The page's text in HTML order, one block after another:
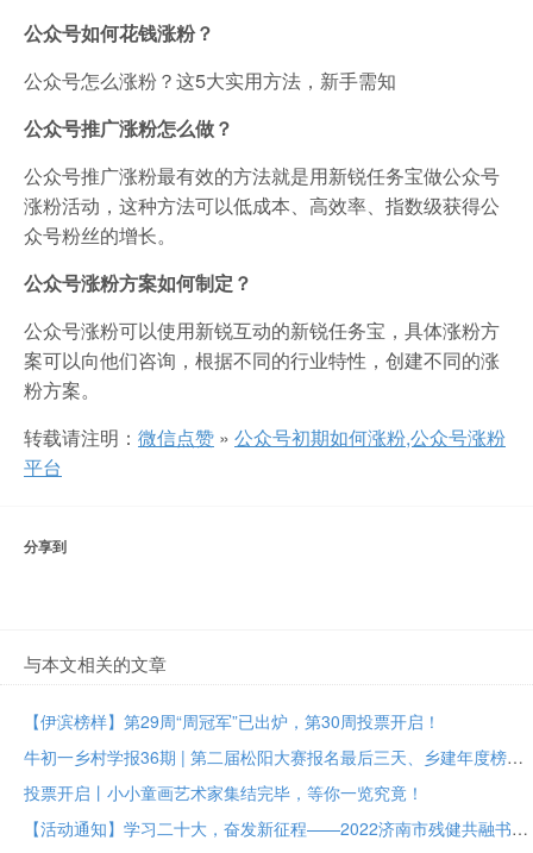
公众号如何花钱涨粉？
公众号怎么涨粉？这5大实用方法，新手需知
公众号推广涨粉怎么做？
公众号推广涨粉最有效的方法就是用新锐任务宝做公众号
涨粉活动，这种方法可以低成本、高效率、指数级获得公
众号粉丝的增长。
公众号涨粉方案如何制定？
公众号涨粉可以使用新锐互动的新锐任务宝，具体涨粉方
案可以向他们咨询，根据不同的行业特性，创建不同的涨
粉方案。
转载请注明： 微信点赞 » 公众号初期如何涨粉,公众号涨粉
平台
分享到
与本文相关的文章
【伊滨榜样】第29周“周冠军”已出炉，第30周投票开启！
牛初一乡村学报36期 | 第二届松阳大赛报名最后三天、乡建年度榜样大众投票进行中
投票开启丨小小童画艺术家集结完毕，等你一览究竟！
【活动通知】学习二十大，奋发新征程——2022济南市残健共融书法美术作品展投票评选